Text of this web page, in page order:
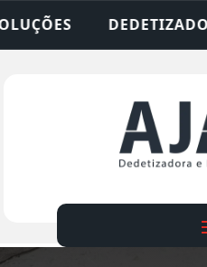
• DESENTUPIDORA •